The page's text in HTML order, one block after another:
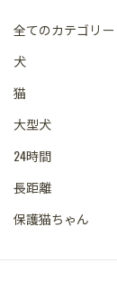
全てのカテゴリー
犬
猫
大型犬
24時間
長距離
保護猫ちゃん